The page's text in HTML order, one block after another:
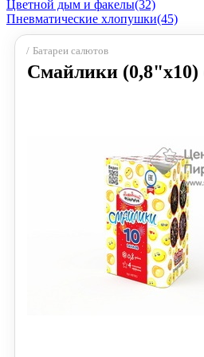
Цветной дым и факелы(32)
Пневматические хлопушки(45)
Батареи салютов
Смайлики